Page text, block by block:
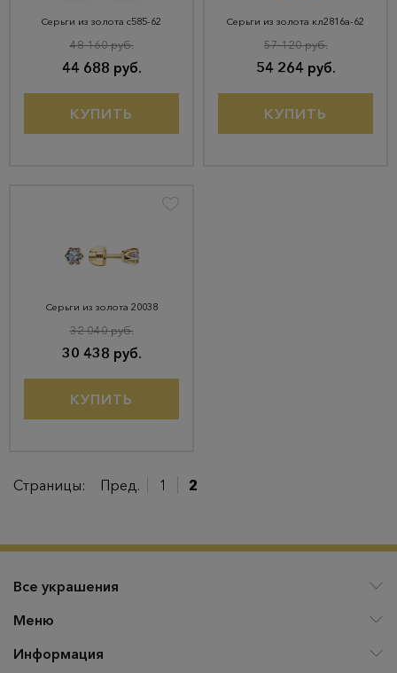
Серьги из золота с585-62
44 688 руб.
48 160 руб.
КУПИТЬ
Серьги из золота кл2816а-62
54 264 руб.
57 120 руб.
КУПИТЬ
Серьги из золота 20038
30 438 руб.
32 040 руб.
КУПИТЬ
Страницы: Пред. 1 2
Все украшения
Меню
Информация